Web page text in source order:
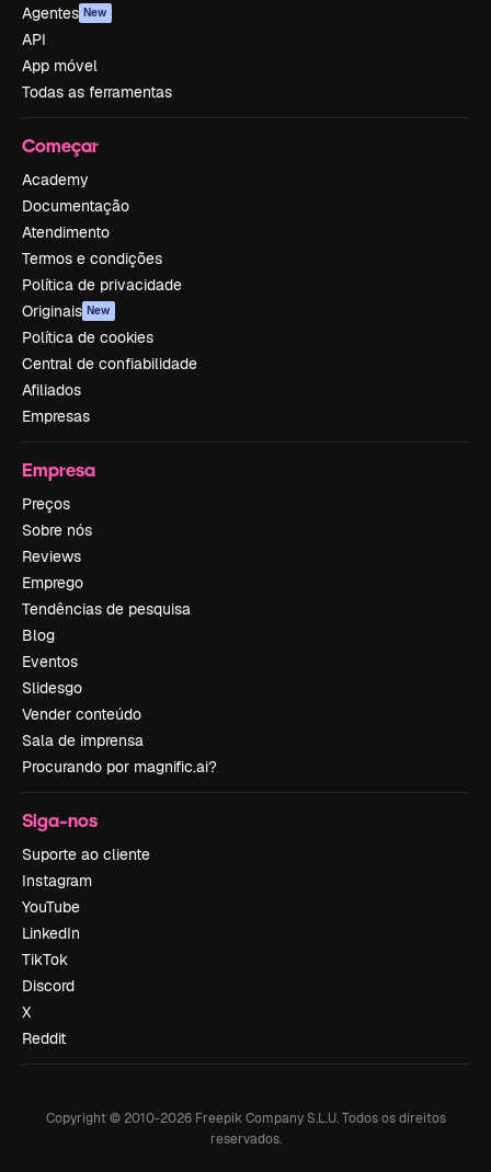
Agentes New
API
App móvel
Todas as ferramentas
Começar
Academy
Documentação
Atendimento
Termos e condições
Política de privacidade
Originais New
Política de cookies
Central de confiabilidade
Afiliados
Empresas
Empresa
Preços
Sobre nós
Reviews
Emprego
Tendências de pesquisa
Blog
Eventos
Slidesgo
Vender conteúdo
Sala de imprensa
Procurando por magnific.ai?
Siga-nos
Suporte ao cliente
Instagram
YouTube
LinkedIn
TikTok
Discord
X
Reddit
Copyright © 2010-2026Freepik Company S.L.U. Todos os direitos
reservados.